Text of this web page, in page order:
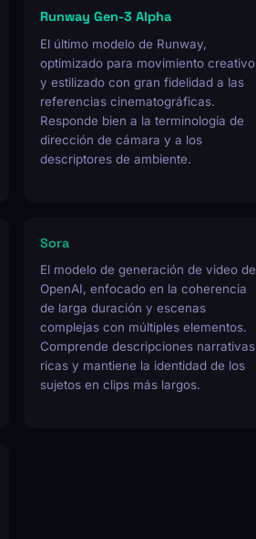
Runway Gen-3 Alpha
El último modelo de Runway,
optimizado para movimiento creativo
y estilizado con gran fidelidad a las
referencias cinematográficas.
Responde bien a la terminología de
dirección de cámara y a los
descriptores de ambiente.
Sora
El modelo de generación de video de
OpenAI, enfocado en la coherencia
de larga duración y escenas
complejas con múltiples elementos.
Comprende descripciones narrativas
ricas y mantiene la identidad de los
sujetos en clips más largos.